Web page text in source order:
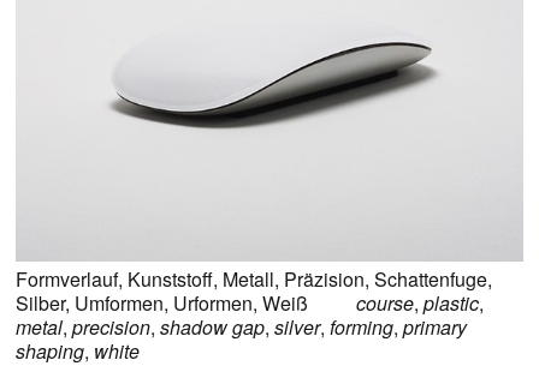
Formverlauf, Kunststoff, Metall, Präzision, Schattenfuge,
Silber, Umformen, Urformen, Weiß course, plastic,
metal, precision, shadow gap, silver, forming, primary
shaping, white